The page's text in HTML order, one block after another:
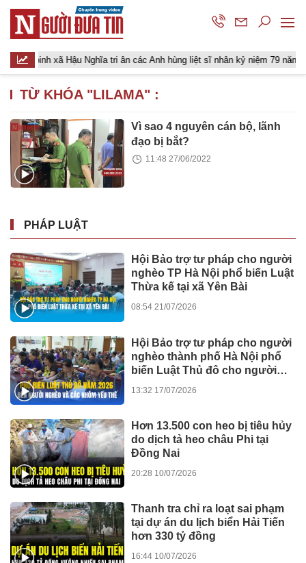
binh xã Hậu Nghĩa tri ân các Anh hùng liệt sĩ nhân kỷ niệm 79 năm
TỪ KHÓA "LILAMA" :
Vì sao 4 nguyên cán bộ, lãnh
đạo bị bắt?
11:48 27/06/2022
PHÁP LUẬT
Hội Bảo trợ tư pháp cho người
nghèo TP Hà Nội phổ biến Luật
Thừa kế tại xã Yên Bài
08:54 21/07/2026
Hội Bảo trợ tư pháp cho người
nghèo thành phố Hà Nội phổ
biến Luật Thủ đô cho người
13:32 17/07/2026
Hơn 13.500 con heo bị tiêu hủy
do dịch tả heo châu Phi tại
Đồng Nai
20:28 10/07/2026
Thanh tra chỉ ra loạt sai phạm
tại dự án du lịch biển Hải Tiến
hơn 330 tỷ đồng
16:44 10/07/2026